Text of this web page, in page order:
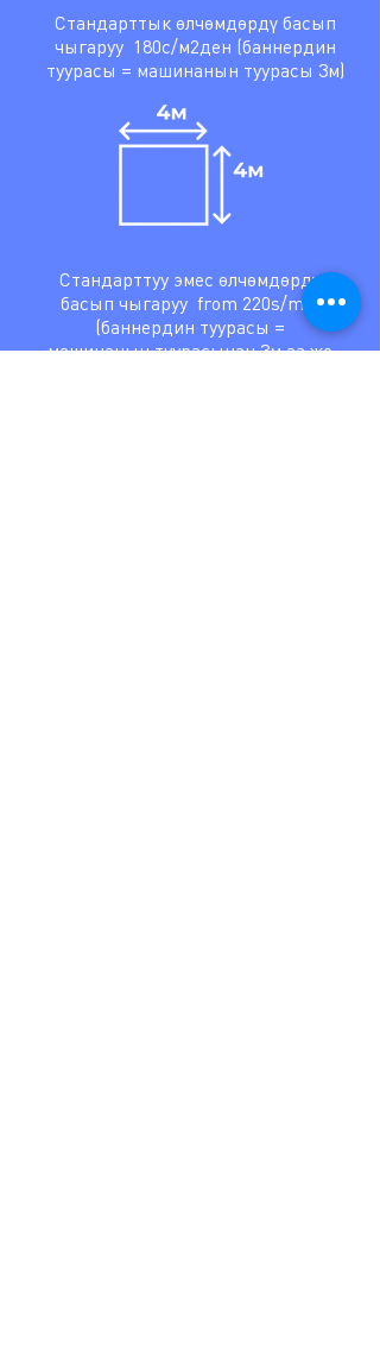
Стандарттык өлчөмдөрдү басып
чыгаруу 180с/м2ден (баннердин
туурасы = машинанын туурасы 3м)
Стандарттуу эмес өлчөмдөрдү
басып чыгаруу from 220s/m2
(баннердин туурасы =
машинанын туурасынан 3м аз же